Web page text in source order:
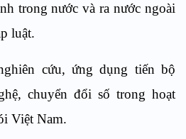
trong nước và ra nước ngoài
luật.
cứu, ứng dụng tiến bộ
chuyển đổi số trong hoạt
Việt Nam.